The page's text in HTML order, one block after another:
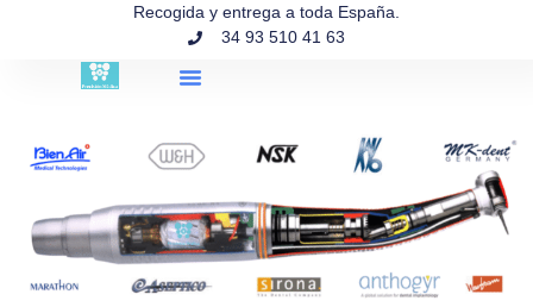
Recogida y entrega a toda España.
34 93 510 41 63